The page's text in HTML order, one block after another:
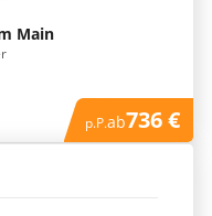
Main
p.P.ab736 €